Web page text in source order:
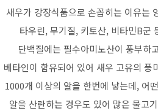
새우가 강장식품으로 손꼽히는 이유는
타우린, 무기질, 키토산, 비타민B군
단백질에는 필수아미노산이 풍부하
베타인이 함유되어 있어 새우 고유의 풍
1000개 이상의 알을 한번에 낳는데, 어
알을 산란하는 경우도 있어 많은 물고